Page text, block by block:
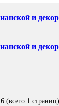
и
и
(всего 1 страниц)